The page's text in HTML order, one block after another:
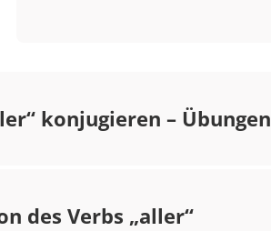
konjugieren – Übungen
des Verbs „aller“